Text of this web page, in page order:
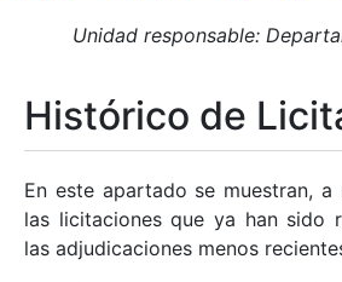
Mostrar/Ocultar
Mostrar/Ocultar
Unidad responsable:
Histórico de
En este apartado se muestran,
las licitaciones que ya han sido
las adjudicaciones menos